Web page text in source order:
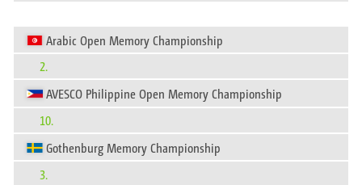
Arabic Open Memory Championship
2.
AVESCO Philippine Open Memory Championship
10.
Gothenburg Memory Championship
3.